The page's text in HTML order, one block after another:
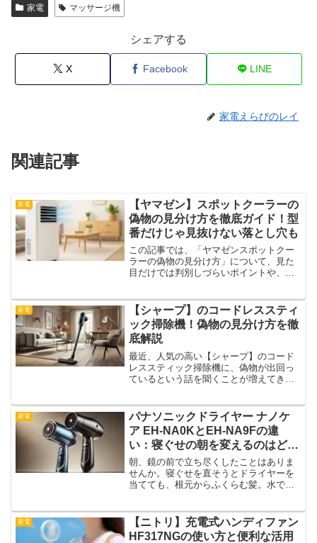
家電 マッサージ機
シェアする
X Facebook LINE
家電えらびのレイ
関連記事
家電
【ヤマゼン】スポットクーラーの
偽物の見分け方を徹底ガイド！型
番だけじゃ見抜けない落とし穴も
この記事では、「ヤマゼンスポットクー
ラーの偽物の見分け方」について、見た
目だけでは判別しづらいポイントや、意
か、「あれ？これ本物？」と思うような
商品に出くわすことも珍し...
家電
【シャープ】のコードレススティ
ック掃除機！偽物の見分け方を徹
底解説
最近、人気の高い【シャープ】のコード
レススティック掃除機に、偽物が出回っ
ているという話を聞くことが増えてきま
除がうまくできないだけでなく、思わぬ
トラブルにもなりかねませ...
家電
パナソニックドライヤー ナノケ
ア EH-NA0KとEH-NA9Fの違
い：寝ぐせの朝を変えるのはどっ
ち？
朝、鏡の前で立ち尽くしたことはありま
せんか。寝ぐせを直そうとドライヤーを
当てても、根元からふくらむ髪。水で濡
する2台──パナソニック ナノケア EH-
NA0KとEH...
家電
【ニトリ】充電式ハンディファン
HF317NGの使い方と便利な活用